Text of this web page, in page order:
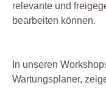
relevante und
bearbeiten können.
In unseren
Wartungsplaner,